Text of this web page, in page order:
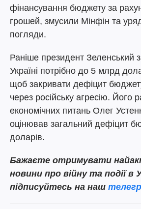
фінансування бюджету за
грошей, змусили Мінфін та
погляди.
Раніше президент Зеленський
Україні потрібно до 5 млрд
щоб закривати дефіцит
через російську агресію. Його
економічних питань Олег
оцінював загальний дефіцит
доларів.
Бажаєте отримувати
новини про війну та події в
підписуйтесь на наш